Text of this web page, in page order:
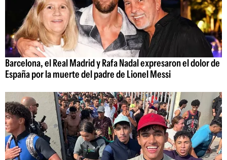
Barcelona, el Real Madrid y Rafa Nadal expresaron el dolor de
España por la muerte del padre de Lionel Messi